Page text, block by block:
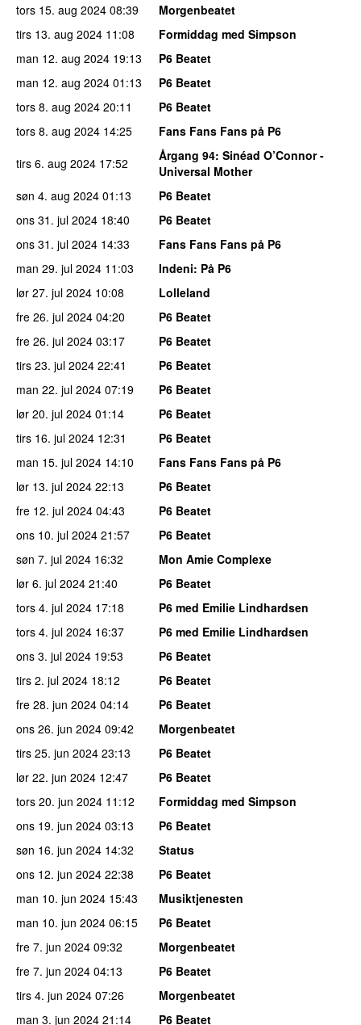
tors 15. aug 2024 08:39
Morgenbeatet
tirs 13. aug 2024 11:08
Formiddag med Simpson
man 12. aug 2024 19:13
P6 Beatet
man 12. aug 2024 01:13
P6 Beatet
tors 8. aug 2024 20:11
P6 Beatet
tors 8. aug 2024 14:25
Fans Fans Fans på P6
tirs 6. aug 2024 17:52 Årgang 94: Sinéad O’Connor -
Universal Mother
søn 4. aug 2024 01:13
P6 Beatet
ons 31. jul 2024 18:40
P6 Beatet
ons 31. jul 2024 14:33
Fans Fans Fans på P6
man 29. jul 2024 11:03 Indeni: På P6
lør 27. jul 2024 10:08
Lolleland
fre 26. jul 2024 04:20
P6 Beatet
fre 26. jul 2024 03:17
P6 Beatet
tirs 23. jul 2024 22:41
P6 Beatet
man 22. jul 2024 07:19
P6 Beatet
lør 20. jul 2024 01:14
P6 Beatet
tirs 16. jul 2024 12:31
P6 Beatet
man 15. jul 2024 14:10
Fans Fans Fans på P6
lør 13. jul 2024 22:13
P6 Beatet
fre 12. jul 2024 04:43
P6 Beatet
ons 10. jul 2024 21:57
P6 Beatet
søn 7. jul 2024 16:32
Mon Amie Complexe
lør 6. jul 2024 21:40
P6 Beatet
tors 4. jul 2024 17:18
P6 med Emilie Lindhardsen
tors 4. jul 2024 16:37
P6 med Emilie Lindhardsen
ons 3. jul 2024 19:53
P6 Beatet
tirs 2. jul 2024 18:12
P6 Beatet
fre 28. jun 2024 04:14
P6 Beatet
ons 26. jun 2024 09:42
Morgenbeatet
tirs 25. jun 2024 23:13
P6 Beatet
lør 22. jun 2024 12:47
P6 Beatet
tors 20. jun 2024 11:12
Formiddag med Simpson
ons 19. jun 2024 03:13
P6 Beatet
søn 16. jun 2024 14:32
Status
ons 12. jun 2024 22:38
P6 Beatet
man 10. jun 2024 15:43
Musiktjenesten
man 10. jun 2024 06:15
P6 Beatet
fre 7. jun 2024 09:32
Morgenbeatet
fre 7. jun 2024 04:13
P6 Beatet
tirs 4. jun 2024 07:26
Morgenbeatet
man 3. jun 2024 21:14 P6 Beatet